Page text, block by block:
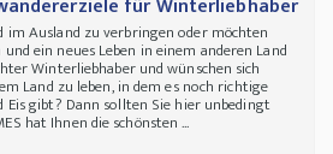
für Winterliebhaber
im Ausland zu verbringen oder möchten
ein neues Leben in einem anderen Land
Winterliebhaber und wünschen sich
Land zu leben, in dem es noch richtige
gibt? Dann sollten Sie hier unbedingt
hat Ihnen die schönsten ...